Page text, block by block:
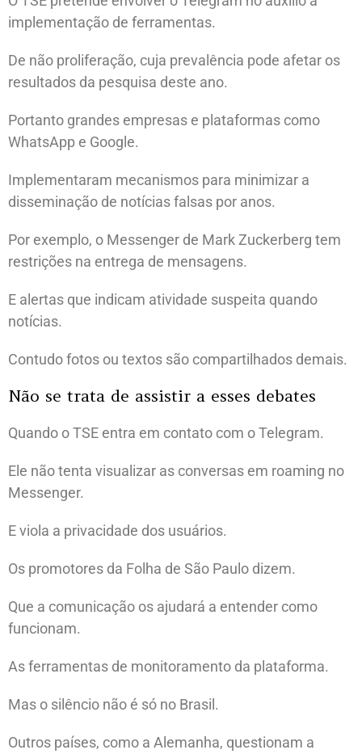
implementação de ferramentas.
De não proliferação, cuja prevalência pode afetar os
resultados da pesquisa deste ano.
Portanto grandes empresas e plataformas como
WhatsApp e Google.
Implementaram mecanismos para minimizar a
disseminação de notícias falsas por anos.
Por exemplo, o Messenger de Mark Zuckerberg tem
restrições na entrega de mensagens.
E alertas que indicam atividade suspeita quando
notícias.
Contudo fotos ou textos são compartilhados demais.
Não se trata de assistir a esses debates
Quando o TSE entra em contato com o Telegram.
Ele não tenta visualizar as conversas em roaming no
Messenger.
E viola a privacidade dos usuários.
Os promotores da Folha de São Paulo dizem.
Que a comunicação os ajudará a entender como
funcionam.
As ferramentas de monitoramento da plataforma.
Mas o silêncio não é só no Brasil.
Outros países, como a Alemanha, questionam a